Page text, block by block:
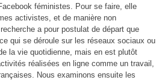
féministes. Pour se faire, elle
activistes, et de manière non
a pour postulat de départ que
qui se déroule sur les réseaux sociaux ou
la vie quotidienne, mais en est plutôt
réalisées en ligne comme un travail,
Nous examinons ensuite les